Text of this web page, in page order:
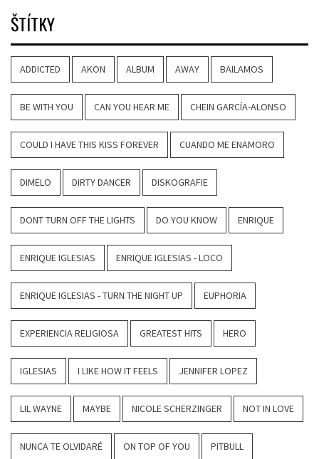
ŠTÍTKY
ADDICTED AKON ALBUM AWAY BAILAMOS
BE WITH YOU CAN YOU HEAR ME CHEIN GARCÍA-ALONSO
COULD I HAVE THIS KISS FOREVER CUANDO ME ENAMORO
DIMELO DIRTY DANCER DISKOGRAFIE
DONT TURN OFF THE LIGHTS DO YOU KNOW ENRIQUE
ENRIQUE IGLESIAS ENRIQUE IGLESIAS - LOCO
ENRIQUE IGLESIAS - TURN THE NIGHT UP EUPHORIA
EXPERIENCIA RELIGIOSA GREATEST HITS HERO
IGLESIAS I LIKE HOW IT FEELS JENNIFER LOPEZ
LIL WAYNE MAYBE NICOLE SCHERZINGER NOT IN LOVE
NUNCA TE OLVIDARÉ ON TOP OF YOU PITBULL